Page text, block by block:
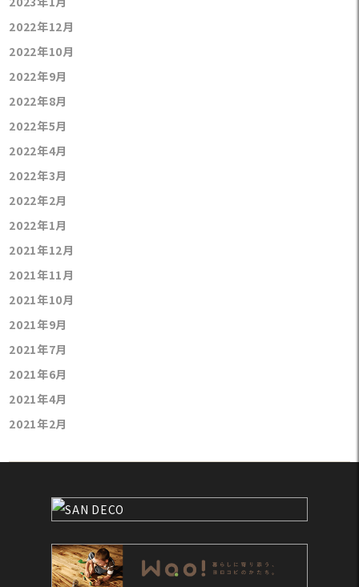
2022年12月
2022年10月
2022年9月
2022年8月
2022年5月
2022年4月
2022年3月
2022年2月
2022年1月
2021年12月
2021年11月
2021年10月
2021年9月
2021年7月
2021年6月
2021年4月
2021年2月